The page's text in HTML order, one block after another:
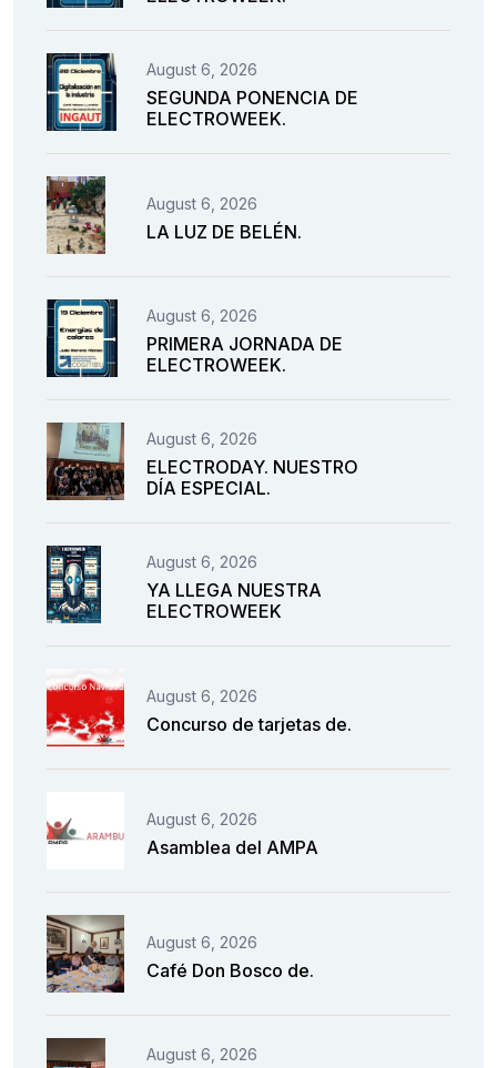
August 6, 2026
SEGUNDA PONENCIA DE
ELECTROWEEK.
August 6, 2026
LA LUZ DE BELÉN.
August 6, 2026
PRIMERA JORNADA DE
ELECTROWEEK.
August 6, 2026
ELECTRODAY. NUESTRO
DÍA ESPECIAL.
August 6, 2026
YA LLEGA NUESTRA
ELECTROWEEK
August 6, 2026
Concurso de tarjetas de.
August 6, 2026
Asamblea del AMPA
August 6, 2026
Café Don Bosco de.
August 6, 2026